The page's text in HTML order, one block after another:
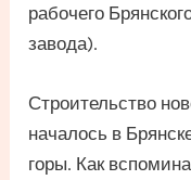
рабочего
завода).
Строительство
началось в
горы. Как